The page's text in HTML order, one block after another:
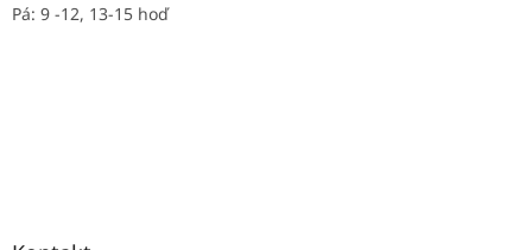
Pá: 9 -12, 13-15 hoď